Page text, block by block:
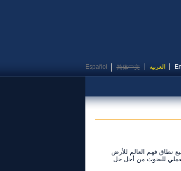
العربية 简体中文
Español
نطاق فهم العالم للأرض
للبحوث من أجل حل